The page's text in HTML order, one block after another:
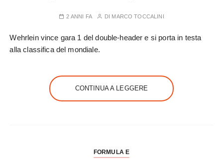
2 ANNI FA DI MARCO TOCCALINI
Wehrlein vince gara 1 del double-header e si porta in testa
alla classifica del mondiale.
CONTINUA A LEGGERE
FORMULA E